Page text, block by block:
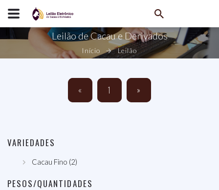
Leilão de Cacau e Derivados
Início Leilão
« 1 »
VARIEDADES
Cacau Fino (2)
PESOS/QUANTIDADES